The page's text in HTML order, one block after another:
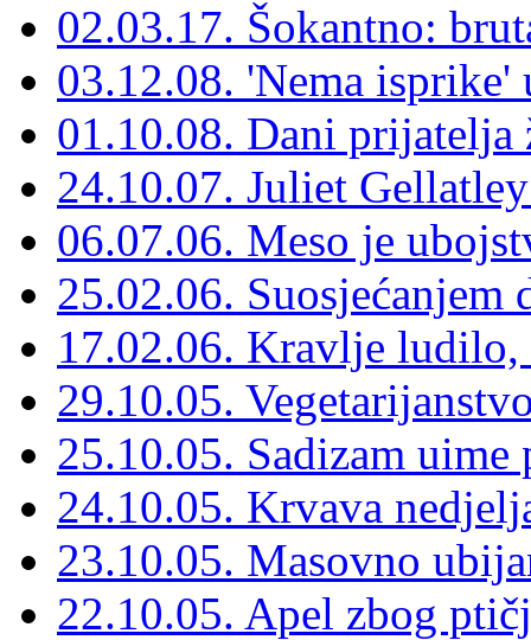
02.03.17. Šokantno:
03.12.08. 'Nema isprike'
01.10.08. Dani
24.10.07. Juliet
06.07.06. Meso je
25.02.06. Suosjećanjem
17.02.06. Kravlje
29.10.05.
25.10.05. Sadizam uime
24.10.05. Krvava
23.10.05. Masovno
22.10.05. Apel zbog